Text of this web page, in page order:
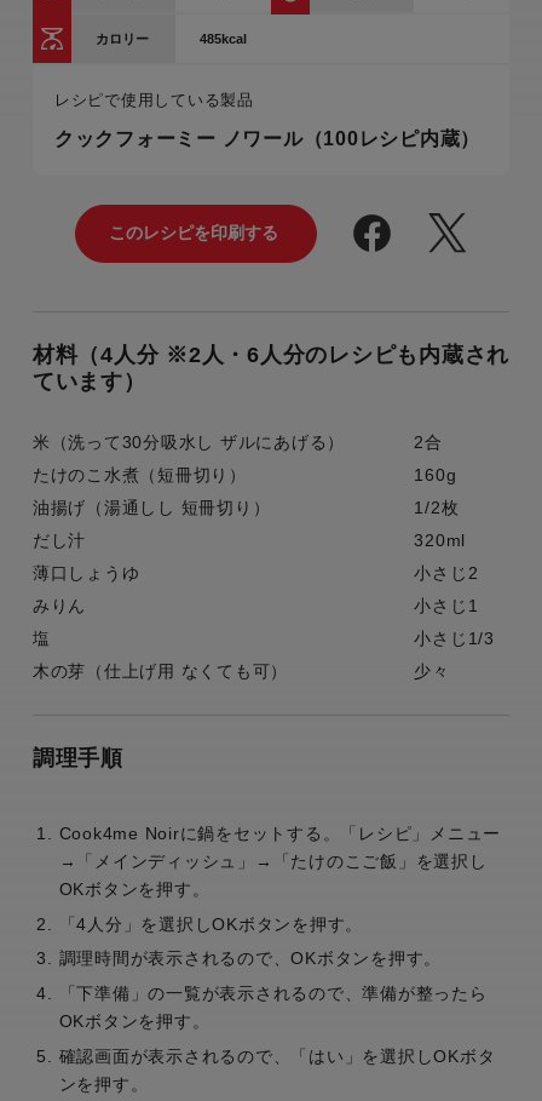
カロリー 485kcal
レシピで使用している製品
クックフォーミー ノワール（100レシピ内蔵）
材料（4人分 ※2人・6人分のレシピも内蔵され
ています）
米（洗って30分吸水し ザルにあげる）
2合
たけのこ水煮（短冊切り）
160g
油揚げ（湯通しし 短冊切り）
1/2枚
だし汁
320ml
薄口しょうゆ
小さじ2
みりん
小さじ1
塩
小さじ1/3
木の芽（仕上げ用 なくても可）
少々
調理手順
Cook4me Noirに鍋をセットする。「レシピ」メニュー
→「メインディッシュ」→「たけのこご飯」を選択し
OKボタンを押す。
「4人分」を選択しOKボタンを押す。
調理時間が表示されるので、OKボタンを押す。
「下準備」の一覧が表示されるので、準備が整ったら
OKボタンを押す。
確認画面が表示されるので、「はい」を選択しOKボタ
ンを押す。